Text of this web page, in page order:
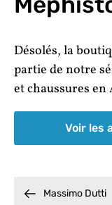
Désolés, la
partie de notre
et chaussures
Voir les
Massimo Dutti